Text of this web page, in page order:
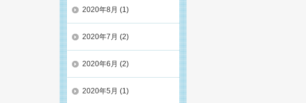
2020年8月 (1)
2020年7月 (2)
2020年6月 (2)
2020年5月 (1)